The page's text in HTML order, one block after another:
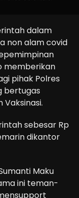
dalam
non alam covid
memberikan
pihak Polres
bertugas
Vaksinasi.
sebesar Rp
dikantor
Maku
ini teman-